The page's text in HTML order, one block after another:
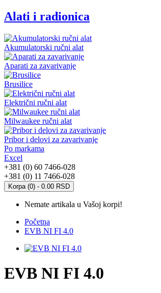
Alati i radionica
Akumulatorski ručni alat
Aparati za zavarivanje
Brusilice
Električni ručni alat
Milwaukee ručni alat
Pribor i delovi za zavarivanje
Po markama
Excel
+381 (0) 60 7466-028
+381 (0) 11 7466-028
Korpa (0) - 0.00 RSD
Nemate artikala u Vašoj korpi!
Početna
EVB NI FI 4.0
EVB NI FI 4.0